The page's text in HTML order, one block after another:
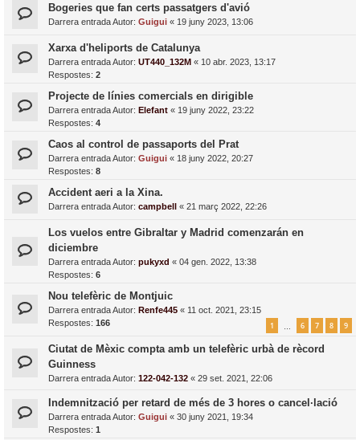
Bogeries que fan certs passatgers d'avió
Darrera entrada Autor: Guigui « 19 juny 2023, 13:06
Xarxa d'heliports de Catalunya
Darrera entrada Autor: UT440_132M « 10 abr. 2023, 13:17
Respostes: 2
Projecte de línies comercials en dirigible
Darrera entrada Autor: Elefant « 19 juny 2022, 23:22
Respostes: 4
Caos al control de passaports del Prat
Darrera entrada Autor: Guigui « 18 juny 2022, 20:27
Respostes: 8
Accident aeri a la Xina.
Darrera entrada Autor: campbell « 21 març 2022, 22:26
Los vuelos entre Gibraltar y Madrid comenzarán en
diciembre
Darrera entrada Autor: pukyxd « 04 gen. 2022, 13:38
Respostes: 6
Nou telefèric de Montjuic
Darrera entrada Autor: Renfe445 « 11 oct. 2021, 23:15
Respostes: 166 1 6 7 8 9
Ciutat de Mèxic compta amb un telefèric urbà de rècord
Guinness
Darrera entrada Autor: 122-042-132 « 29 set. 2021, 22:06
Indemnització per retard de més de 3 hores o cancel·lació
Darrera entrada Autor: Guigui « 30 juny 2021, 19:34
Respostes: 1